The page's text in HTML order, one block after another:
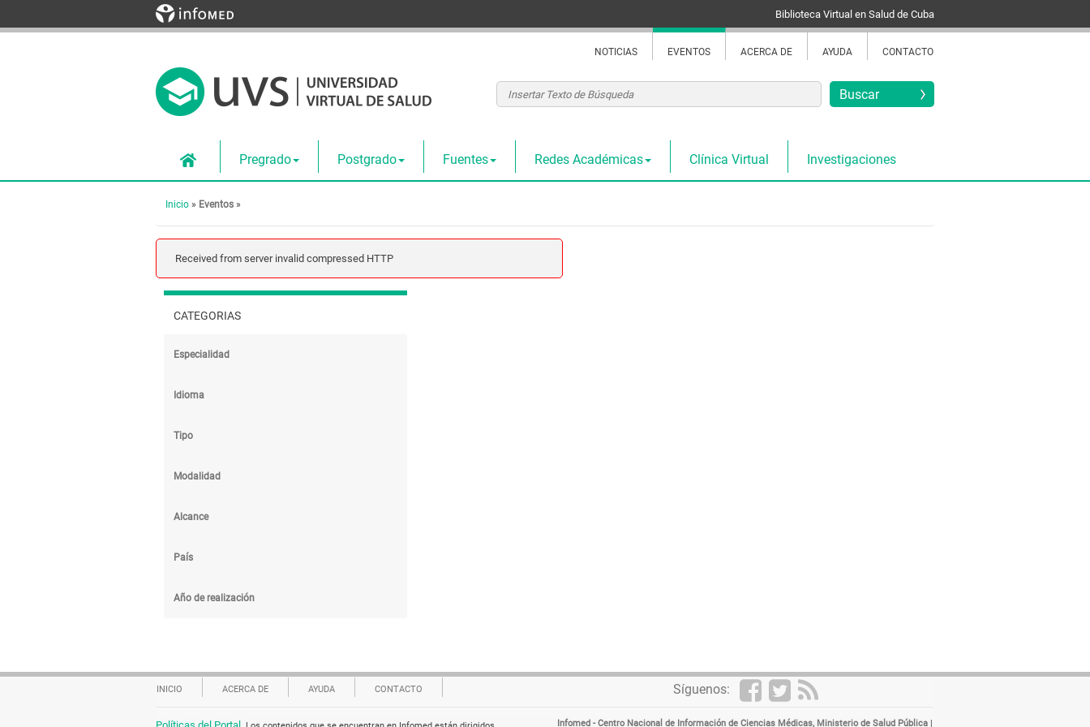
Biblioteca Virtual en Salud de Cuba
NOTICIAS EVENTOS ACERCA DE AYUDA CONTACTO
Pregrado Postgrado Fuentes Redes Académicas Clínica Virtual Investigaciones
Inicio » Eventos »
Received from server invalid compressed HTTP
CATEGORIAS
Especialidad
Idioma
Tipo
Modalidad
Alcance
País
Año de realización
INICIO ACERCA DE AYUDA CONTACTO Síguenos:
Políticas del Portal. Infomed - Centro Nacional de Información de Ciencias Médicas, Ministerio de Salud Pública |